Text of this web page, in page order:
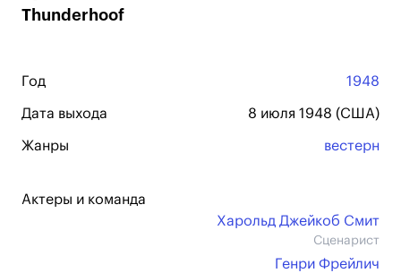
Thunderhoof
Год 1948
Дата выхода 8 июля 1948 (США)
Жанры вестерн
Актеры и команда
Харольд Джейкоб Смит
Сценарист
Генри Фрейлич